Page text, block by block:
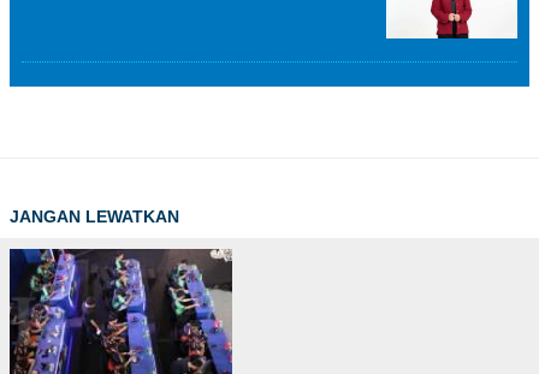
JANGAN LEWATKAN